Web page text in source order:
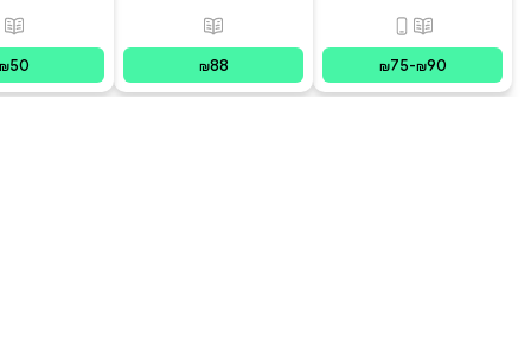
| מסע לריפוי
בשיטת IFS צ
פורמטים זמינים מודפס, דיגיטלי
₪75-₪90
פורמטים זמינים מודפס
₪88
₪50